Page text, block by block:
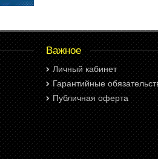
Важное
Личный кабинет
Гарантийные
Публичная оферта